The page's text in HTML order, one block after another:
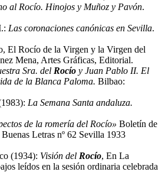
al Rocío. Hinojos y Muñoz y Pavón.
Las coronaciones canónicas en Sevilla.
El Rocío de la Virgen y la Virgen del
Mena, Artes Gráficas, Editorial.
Sra. del Rocío y Juan Pablo II. El
de la Blanca Paloma. Bilbao:
La Semana Santa andaluza.
de la romería del Rocío» Boletín de
Letras nº 62 Sevilla 1933
(1934): Visión del Rocío, En La
leídos en la sesión ordinaria celebrada